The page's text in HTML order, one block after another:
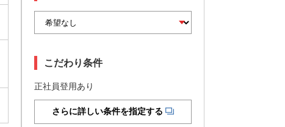
こだわり条件
正社員登用あり
さらに詳しい条件を指定する